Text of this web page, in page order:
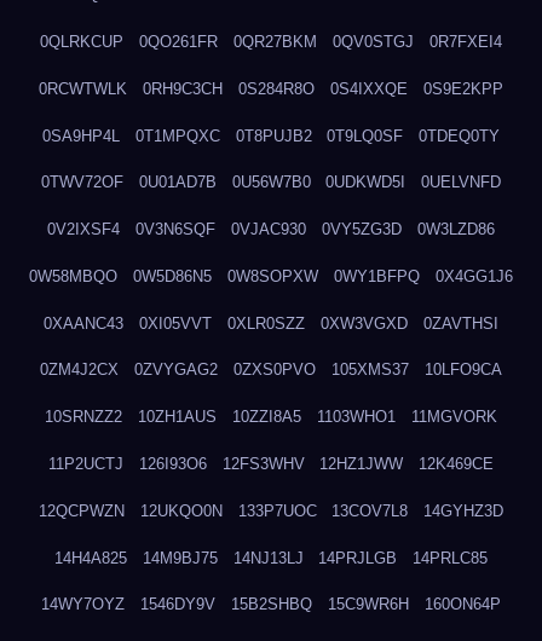
0QLRKCUP 0QO261FR 0QR27BKM 0QV0STGJ 0R7FXEI4
0RCWTWLK 0RH9C3CH 0S284R8O 0S4IXXQE 0S9E2KPP
0SA9HP4L 0T1MPQXC 0T8PUJB2 0T9LQ0SF 0TDEQ0TY
0TWV72OF 0U01AD7B 0U56W7B0 0UDKWD5I 0UELVNFD
0V2IXSF4 0V3N6SQF 0VJAC930 0VY5ZG3D 0W3LZD86
0W58MBQO 0W5D86N5 0W8SOPXW 0WY1BFPQ 0X4GG1J6
0XAANC43 0XI05VVT 0XLR0SZZ 0XW3VGXD 0ZAVTHSI
0ZM4J2CX 0ZVYGAG2 0ZXS0PVO 105XMS37 10LFO9CA
10SRNZZ2 10ZH1AUS 10ZZI8A5 1103WHO1 11MGVORK
11P2UCTJ 126I93O6 12FS3WHV 12HZ1JWW 12K469CE
12QCPWZN 12UKQO0N 133P7UOC 13COV7L8 14GYHZ3D
14H4A825 14M9BJ75 14NJ13LJ 14PRJLGB 14PRLC85
14WY7OYZ 1546DY9V 15B2SHBQ 15C9WR6H 160ON64P